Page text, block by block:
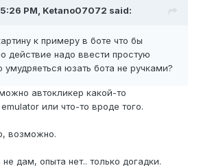
PM, Ketano07072 said:
к примеру в боте что бы
действие надо ввести простую
умудряеться юзать бота не ручками?
автокликер какой-то
или что-то вроде того.
возможно.
дам, опыта нет.. только догадки.